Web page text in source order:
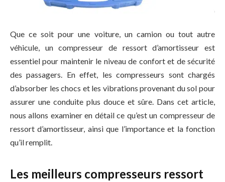
Que ce soit pour une voiture, un camion ou tout autre
véhicule, un compresseur de ressort d’amortisseur est
essentiel pour maintenir le niveau de confort et de sécurité
des passagers. En effet, les compresseurs sont chargés
d’absorber les chocs et les vibrations provenant du sol pour
assurer une conduite plus douce et sûre. Dans cet article,
nous allons examiner en détail ce qu’est un compresseur de
ressort d’amortisseur, ainsi que l’importance et la fonction
qu’il remplit.
Les meilleurs compresseurs ressort